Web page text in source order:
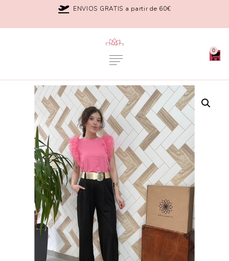
ENVIOS GRATIS a partir de 60€
0